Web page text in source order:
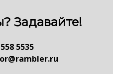
Задавайте!
5535